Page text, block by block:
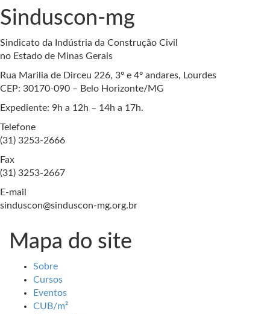
Sinduscon-mg
Sindicato da Indústria da Construção Civil
no Estado de Minas Gerais
Rua Marilia de Dirceu 226, 3º e 4º andares, Lourdes
CEP: 30170-090 – Belo Horizonte/MG
Expediente: 9h a 12h – 14h a 17h.
Telefone
(31) 3253-2666
Fax
(31) 3253-2667
E-mail
sinduscon@sinduscon-mg.org.br
Mapa do site
Sobre
Cursos
Eventos
CUB/m²